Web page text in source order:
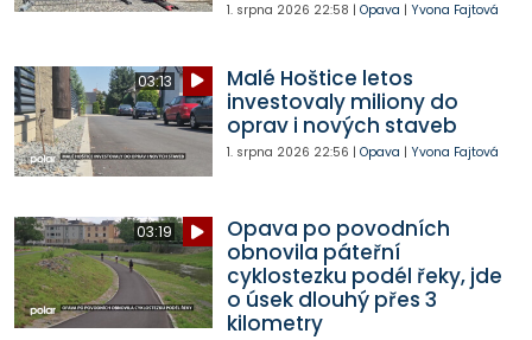
1. srpna 2026 22:58 | Opava | Yvona Fajtová
03:13
Malé Hoštice letos
investovaly miliony do
oprav i nových staveb
1. srpna 2026 22:56 | Opava | Yvona Fajtová
03:19
Opava po povodních
obnovila páteřní
cyklostezku podél řeky, jde
o úsek dlouhý přes 3
kilometry